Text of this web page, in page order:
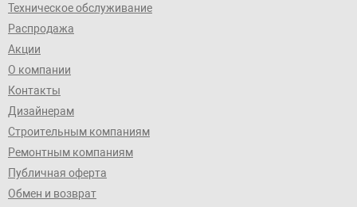
Техническое обслуживание
Распродажа
Акции
О компании
Контакты
Дизайнерам
Строительным компаниям
Ремонтным компаниям
Публичная оферта
Обмен и возврат